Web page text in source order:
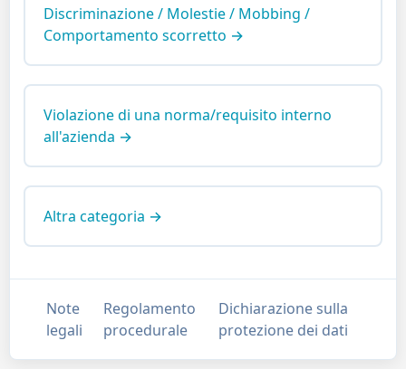
Discriminazione / Molestie / Mobbing /
Comportamento scorretto →
Violazione di una norma/requisito interno
all'azienda →
Altra categoria →
Note
legali
Regolamento
procedurale
Dichiarazione sulla
protezione dei dati